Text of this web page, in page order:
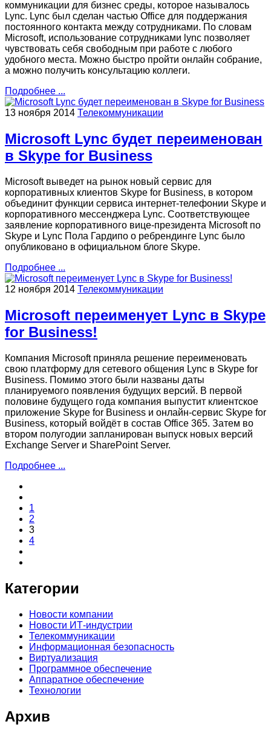
коммуникации для бизнес среды, которое называлось
Lync. Lync был сделан частью Office для поддержания
постоянного контакта между сотрудниками. По словам
Microsoft, использование сотрудниками lync позволяет
чувствовать себя свободным при работе с любого
удобного места. Можно быстро пройти онлайн собрание,
а можно получить консультацию коллеги.
Подробнее ...
13 ноября 2014 Телекоммуникации
Microsoft Lync будет переименован
в Skype for Business
Microsoft выведет на рынок новый сервис для
корпоративных клиентов Skype for Business, в котором
объединит функции сервиса интернет-телефонии Skype и
корпоративного мессенджера Lync. Соответствующее
заявление корпоративного вице-президента Microsoft по
Skype и Lync Пола Гардипо о ребрендинге Lync было
опубликовано в официальном блоге Skype.
Подробнее ...
12 ноября 2014 Телекоммуникации
Microsoft переименует Lync в Skype
for Business!
Компания Microsoft приняла решение переименовать
свою платформу для сетевого общения Lync в Skype for
Business. Помимо этого были названы даты
планируемого появления будущих версий. В первой
половине будущего года компания выпустит клиентское
приложение Skype for Business и онлайн-сервис Skype for
Business, который войдёт в состав Office 365. Затем во
втором полугодии запланирован выпуск новых версий
Exchange Server и SharePoint Server.
Подробнее ...
1
2
3
4
Категории
Новости компании
Новости ИТ-индустрии
Телекоммуникации
Информационная безопасность
Виртуализация
Программное обеспечение
Аппаратное обеспечение
Технологии
Архив